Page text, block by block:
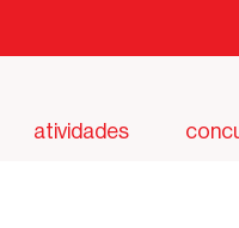
atividades